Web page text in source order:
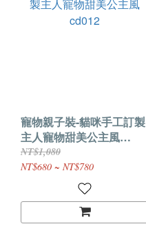
寵物親子裝-貓咪手工訂製
主人寵物甜美公主風
cd012
NT$1,080
NT$680 ~ NT$780